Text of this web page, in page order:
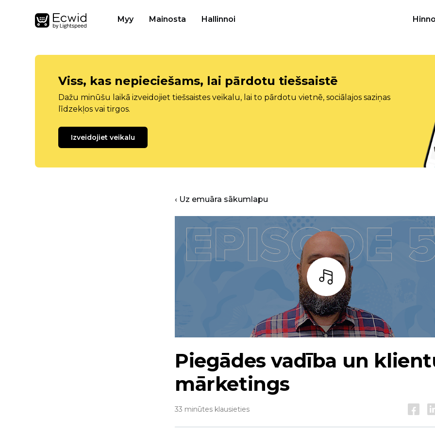
Myy Mainosta Hallinnoi
Viss, kas nepieciešams, lai pārdotu tiešsaistē
Dažu minūšu laikā izveidojiet tiešsaistes veikalu, lai to pārdotu vietnē, sociālajos saziņas
līdzekļos vai tirgos.
Izveidojiet veikalu
‹ Uz emuāra sākumlapu
Bārs
Piegādes vadība un
mārketings
33 minūtes klausieties